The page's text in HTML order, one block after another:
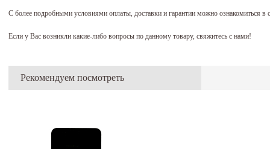
С более подробными условиями оплаты, доставки и гарантии можно ознакомиться в
Если у Вас возникли какие-либо вопросы по данному товару, свяжитесь с нами!
Рекомендуем посмотреть